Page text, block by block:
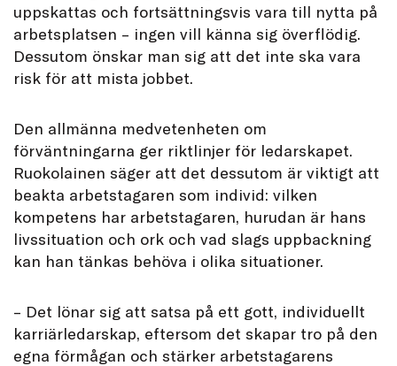
uppskattas och fortsättningsvis vara till nytta på
arbetsplatsen – ingen vill känna sig överflödig.
Dessutom önskar man sig att det inte ska vara
risk för att mista jobbet.
Den allmänna medvetenheten om
förväntningarna ger riktlinjer för ledarskapet.
Ruokolainen säger att det dessutom är viktigt att
beakta arbetstagaren som individ: vilken
kompetens har arbetstagaren, hurudan är hans
livssituation och ork och vad slags uppbackning
kan han tänkas behöva i olika situationer.
– Det lönar sig att satsa på ett gott, individuellt
karriärledarskap, eftersom det skapar tro på den
egna förmågan och stärker arbetstagarens